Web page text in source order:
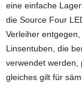
eine einfache
die Source Four
Verleiher
Linsentuben, die
verwendet werden,
gleiches gilt für